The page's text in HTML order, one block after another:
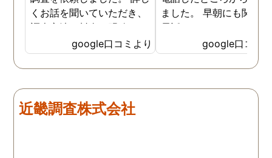
くお話を聞いていただき、
調査方法や料金も明確で、
少し安心した気持ちになり
ました。 こちらにご依頼す
る前に、数社に問い合わせ
かりで具体的な料金など、
お電話では説明はなかった
google口コミより
ました。 早朝にも関わ
電話口でもしっかり対応
ていただき、その後契約
せていただきお世話にな
ました。 契約の際もじ
くださり、無理に勧誘し
google口コミ
近畿調査株式会社